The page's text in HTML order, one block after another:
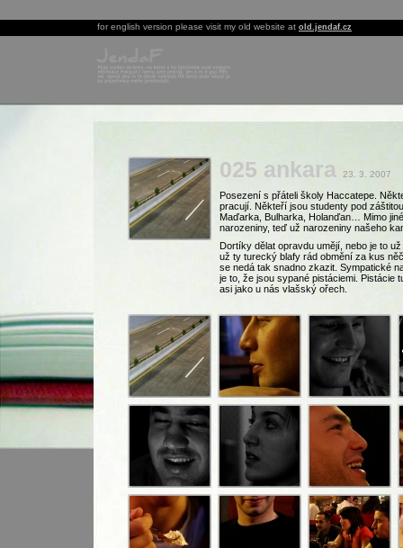
for english version please visit my old website at old.jendaf.cz
025 ankara 23. 3. 2007
Posezení s přáteli školy Haccatepe.
pracují. Někteří jsou studenty pod
Maďarka, Bulharka, Holanďan… Mimo
narozeniny, teď už narozeniny našeho
Dortíky dělat opravdu umějí, nebo je to
už ty turecký blafy rád obmění za kus
se nedá tak snadno zkazit. Sympatické
je to, že jsou sypané pistáciemi. Pistácie
asi jako u nás vlašský ořech.